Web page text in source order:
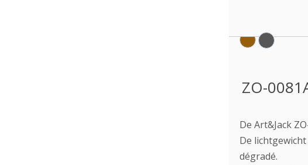
ZO-
De Art&Jack
De
dégradé.